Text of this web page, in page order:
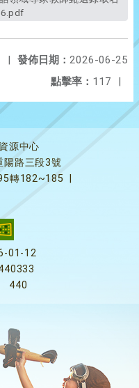
發佈日期： 2026-06-25
|
點擊率： 117 |
源中心
陽路三段3號
轉182~185
01-12
440